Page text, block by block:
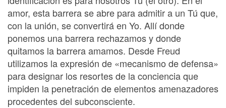
amor, esta barrera se abre para admitir a un Tú que,
con la unión, se convertirá en Yo. Allí donde
ponemos una barrera rechazamos y donde
quitamos la barrera amamos. Desde Freud
utilizamos la expresión de «mecanismo de defensa»
para designar los resortes de la conciencia que
impiden la penetración de elementos amenazadores
procedentes del subconsciente.